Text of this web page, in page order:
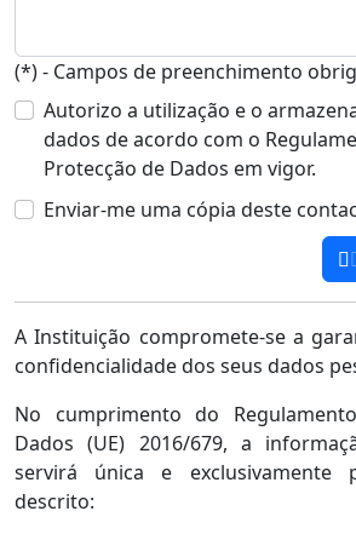
(*) - Campos de preenchimento
Autorizo a utilização e o
dados de acordo com o
Protecção de Dados em vigor.
Enviar-me uma cópia deste
A Instituição compromete-se a
confidencialidade dos seus dados
No cumprimento do
Dados (UE) 2016/679, a
servirá única e exclusivamente
descrito: